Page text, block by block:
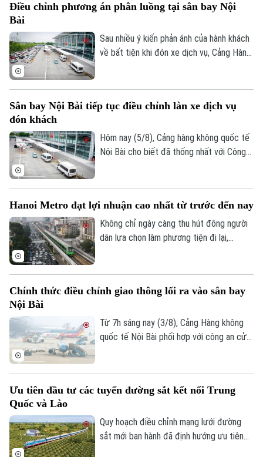
Chuyên mục
Thời sự
Hà Nội
Chính trị
Hà Nội
Nhịp sống Hà Nội
Thế giới
Điều chỉnh phương án phân luồng tại sân bay Nội
Bài
Sau nhiều ý kiến phản ánh của hành khách
về bất tiện khi đón xe dịch vụ, Cảng Hàng
bổ sung lực lượng hỗ trợ ngay tại nhà ga.
Sân bay Nội Bài tiếp tục điều chỉnh làn xe dịch vụ
đón khách
Hôm nay (5/8), Cảng hàng không quốc tế
Nội Bài cho biết đã thống nhất với Công
những bất tiện.
Hanoi Metro đạt lợi nhuận cao nhất từ trước đến nay
Không chỉ ngày càng thu hút đông người
dân lựa chọn làm phương tiện đi lại,
Metro đạt mức lợi nhuận cao nhất từ
đầu năm.
Chính thức điều chỉnh giao thông lối ra vào sân bay
Nội Bài
Từ 7h sáng nay (3/8), Cảng Hàng không
quốc tế Nội Bài phối hợp với công an cửa
chỉnh ngay tại lối ra - vào sân bay này
thông.
Ưu tiên đầu tư các tuyến đường sắt kết nối Trung
Quốc và Lào
Quy hoạch điều chỉnh mạng lưới đường
sắt mới ban hành đã định hướng ưu tiên